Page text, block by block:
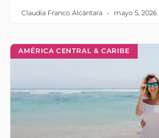
Claudia Franco Alcántara mayo 5, 2026
AMÉRICA CENTRAL & CARIBE